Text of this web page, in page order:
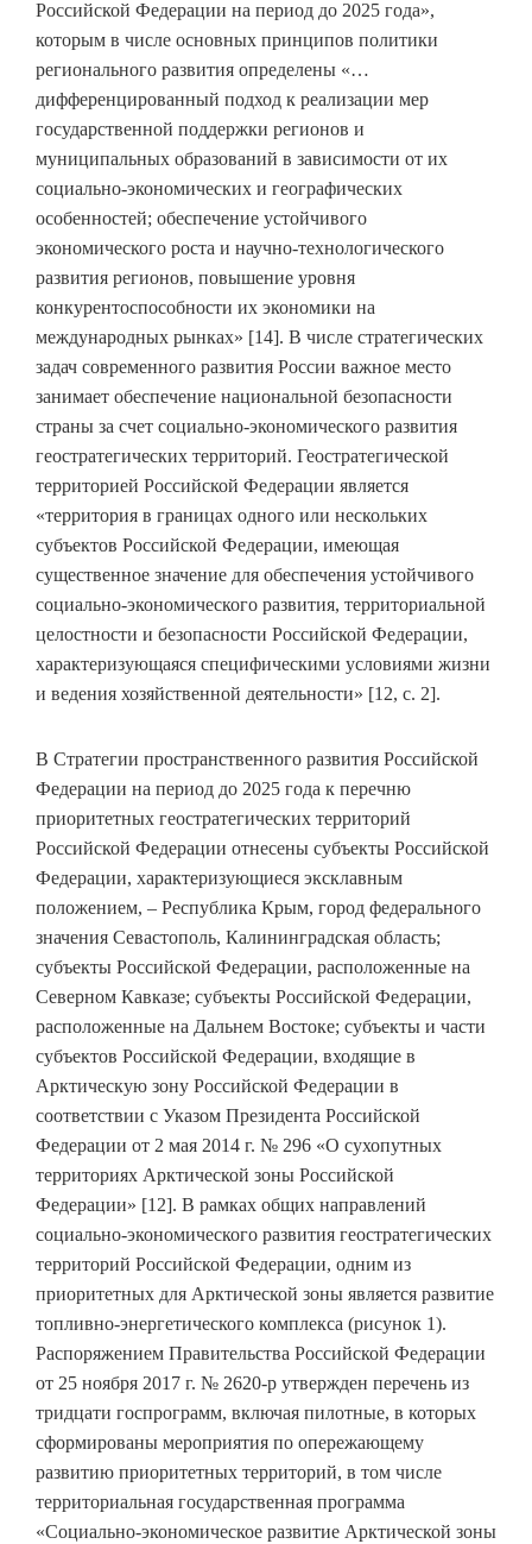
Российской Федерации на период до 2025 года»,
которым в числе основных принципов политики
регионального развития определены «…
дифференцированный подход к реализации мер
государственной поддержки регионов и
муниципальных образований в зависимости от их
социально-экономических и географических
особенностей; обеспечение устойчивого
экономического роста и научно-технологического
развития регионов, повышение уровня
конкурентоспособности их экономики на
международных рынках» [14]. В числе стратегических
задач современного развития России важное место
занимает обеспечение национальной безопасности
страны за счет социально-экономического развития
геостратегических территорий. Геостратегической
территорией Российской Федерации является
«территория в границах одного или нескольких
субъектов Российской Федерации, имеющая
существенное значение для обеспечения устойчивого
социально-экономического развития, территориальной
целостности и безопасности Российской Федерации,
характеризующаяся специфическими условиями жизни
и ведения хозяйственной деятельности» [12, с. 2].
В Стратегии пространственного развития Российской
Федерации на период до 2025 года к перечню
приоритетных геостратегических территорий
Российской Федерации отнесены субъекты Российской
Федерации, характеризующиеся эксклавным
положением, – Республика Крым, город федерального
значения Севастополь, Калининградская область;
субъекты Российской Федерации, расположенные на
Северном Кавказе; субъекты Российской Федерации,
расположенные на Дальнем Востоке; субъекты и части
субъектов Российской Федерации, входящие в
Арктическую зону Российской Федерации в
соответствии с Указом Президента Российской
Федерации от 2 мая 2014 г. № 296 «О сухопутных
территориях Арктической зоны Российской
Федерации» [12]. В рамках общих направлений
социально-экономического развития геостратегических
территорий Российской Федерации, одним из
приоритетных для Арктической зоны является развитие
топливно-энергетического комплекса (рисунок 1).
Распоряжением Правительства Российской Федерации
от 25 ноября 2017 г. № 2620-р утвержден перечень из
тридцати госпрограмм, включая пилотные, в которых
сформированы мероприятия по опережающему
развитию приоритетных территорий, в том числе
территориальная государственная программа
«Социально-экономическое развитие Арктической зоны